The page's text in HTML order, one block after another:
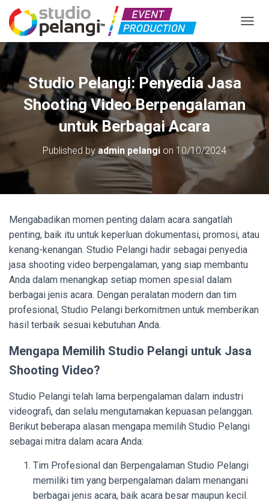
Studio Pelangi: Penyedia Jasa
Shooting Video Berpengalaman
untuk Berbagai Acara
Published byadmin pelangi on 10/10/2024
Mengabadikan momen penting dalam acara sangatlah
penting, baik itu untuk keperluan dokumentasi, promosi, atau
kenang-kenangan. Studio Pelangi hadir sebagai penyedia
jasa shooting video berpengalaman, yang siap membantu
Anda dalam menangkap setiap momen spesial dalam
berbagai jenis acara. Dengan peralatan modern dan tim
profesional, Studio Pelangi berkomitmen untuk memberikan
hasil terbaik sesuai kebutuhan Anda.
Mengapa Memilih Studio Pelangi untuk Jasa
Shooting Video?
Studio Pelangi telah lama berpengalaman dalam industri
videografi, dan selalu mengutamakan kepuasan pelanggan.
Berikut beberapa alasan mengapa memilih Studio Pelangi
sebagai mitra dalam acara Anda:
Tim Profesional dan Berpengalaman Studio Pelangi
memiliki tim yang berpengalaman dalam menangani
berbagai jenis acara, baik acara besar maupun kecil.